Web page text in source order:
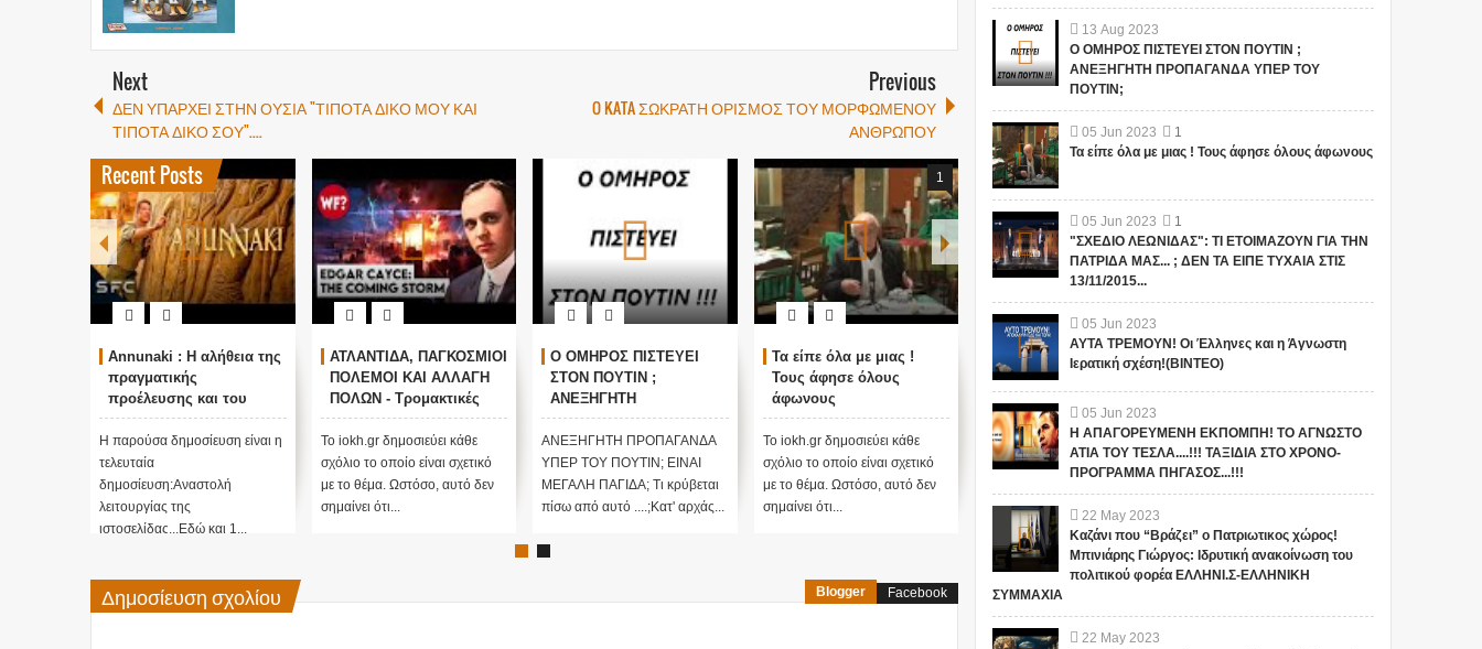
Next
ΔΕΝ ΥΠΑΡΧΕΙ ΣΤΗΝ ΟΥΣΙΑ "ΤΙΠΟΤΑ ΔΙΚΟ ΜΟΥ ΚΑΙ
ΤΙΠΟΤΑ ΔΙΚΟ ΣΟΥ"....
Previous
O KATA ΣΩΚΡΑΤΗ ΟΡΙΣΜΟΣ ΤΟΥ ΜΟΡΦΩΜΕΝΟΥ
ΑΝΘΡΩΠΟΥ
Recent Posts
Annunaki : Η αλήθεια της
πραγματικής
προέλευσης και του
σκοπού τους και
αναστολή λειτουργίας
μας ....
Η παρούσα δημοσίευση είναι η
τελευταία
δημοσίευση:Αναστολή
λειτουργίας της
ιστοσελίδας...Εδώ και 1...
ΑΤΛΑΝΤΙΔΑ, ΠΑΓΚΟΣΜΙΟΙ
ΠΟΛΕΜΟΙ ΚΑΙ ΑΛΛΑΓΗ
ΠΟΛΩΝ - Τρομακτικές
προβλέψεις του Edgar
Cayce (Video)
Το iokh.gr δημοσιεύει κάθε
σχόλιο το οποίο είναι σχετικό
με το θέμα. Ωστόσο, αυτό δεν
σημαίνει ότι...
Ο ΟΜΗΡΟΣ ΠΙΣΤΕΥΕΙ
ΣΤΟΝ ΠΟΥΤΙΝ ;
ΑΝΕΞΗΓΗΤΗ
ΠΡΟΠΑΓΑΝΔΑ ΥΠΕΡ ΤΟΥ
ΠΟΥΤΙΝ;
ΑΝΕΞΗΓΗΤΗ ΠΡΟΠΑΓΑΝΔΑ
ΥΠΕΡ ΤΟΥ ΠΟΥΤΙΝ; ΕΙΝΑΙ
ΜΕΓΑΛΗ ΠΑΓΙΔΑ; Τι κρύβεται
πίσω από αυτό ....;Κατ' αρχάς...
1
Τα είπε όλα με μιας !
Τους άφησε όλους
άφωνους
Το iokh.gr δημοσιεύει κάθε
σχόλιο το οποίο είναι σχετικό
με το θέμα. Ωστόσο, αυτό δεν
σημαίνει ότι...
"ΣΧΕΔΙΟ ΛΕΩΝΙΔΑΣ": ΤΙ
ΕΤΟΙΜΑΖΟΥΝ ΓΙΑ ΤΗΝ
ΕΙΠΕ ΤΥΧΑΙΑ ΣΤΙΣ
13/11/2015...
Το iokh.gr δημοσιεύει κάθε
σχόλιο το οποίο είναι σχετικό
σημαίνει ότι...
ΑΥΤΑ ΤΡΕΜΟΥΝ! Οι
Το iokh.gr δημοσιεύει κάθε
Δημοσίευση σχολίου Blogger Facebook
13 Aug 2023
Ο ΟΜΗΡΟΣ ΠΙΣΤΕΥΕΙ ΣΤΟΝ ΠΟΥΤΙΝ ;
ΑΝΕΞΗΓΗΤΗ ΠΡΟΠΑΓΑΝΔΑ ΥΠΕΡ ΤΟΥ
ΠΟΥΤΙΝ;
05 Jun 2023
1
Τα είπε όλα με μιας ! Τους άφησε όλους άφωνους
05 Jun 2023
1
"ΣΧΕΔΙΟ ΛΕΩΝΙΔΑΣ": ΤΙ ΕΤΟΙΜΑΖΟΥΝ ΓΙΑ ΤΗΝ
ΠΑΤΡΙΔΑ ΜΑΣ... ; ΔΕΝ ΤΑ ΕΙΠΕ ΤΥΧΑΙΑ ΣΤΙΣ
13/11/2015...
05 Jun 2023
ΑΥΤΑ ΤΡΕΜΟΥΝ! Οι Έλληνες και η Άγνωστη
Ιερατική σχέση!(ΒΙΝΤΕΟ)
05 Jun 2023
Η ΑΠΑΓΟΡΕΥΜΕΝΗ ΕΚΠΟΜΠΗ! ΤΟ ΑΓΝΩΣΤΟ
ΑΤΙΑ ΤΟΥ ΤΕΣΛΑ....!!! ΤΑΞΙΔΙΑ ΣΤΟ ΧΡΟΝΟ-
ΠΡΟΓΡΑΜΜΑ ΠΗΓΑΣΟΣ...!!!
22 May 2023
Καζάνι που “Βράζει” ο Πατριωτικος χώρος!
Μπινιάρης Γιώργος: Ιδρυτική ανακοίνωση του
πολιτικού φορέα ΕΛΛΗΝΙ.Σ-ΕΛΛΗΝΙΚΗ
ΣΥΜΜΑΧΙΑ
22 May 2023